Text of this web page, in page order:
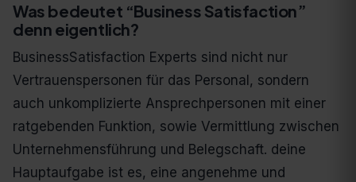
Was bedeutet “Business Satisfaction”
denn eigentlich?
BusinessSatisfaction Experts sind nicht nur
Vertrauenspersonen für das Personal, sondern
auch unkomplizierte Ansprechpersonen mit einer
ratgebenden Funktion, sowie Vermittlung zwischen
Unternehmensführung und Belegschaft. deine
Hauptaufgabe ist es, eine angenehme und